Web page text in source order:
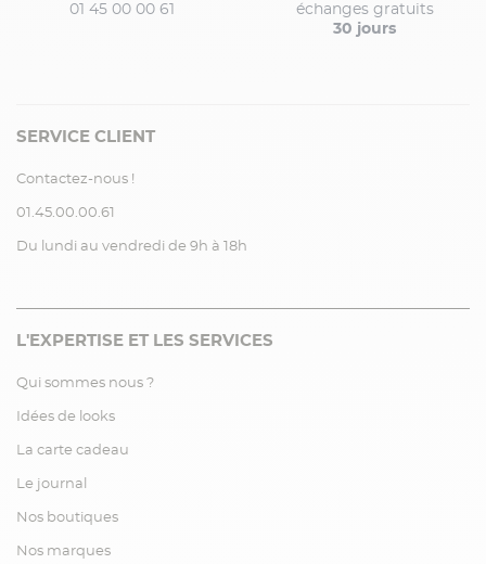
01 45 00 00 61
échanges gratuits
30 jours
SERVICE CLIENT
Contactez-nous !
01.45.00.00.61
Du lundi au vendredi de 9h à 18h
L'EXPERTISE ET LES SERVICES
Qui sommes nous ?
Idées de looks
La carte cadeau
Le journal
Nos boutiques
Nos marques